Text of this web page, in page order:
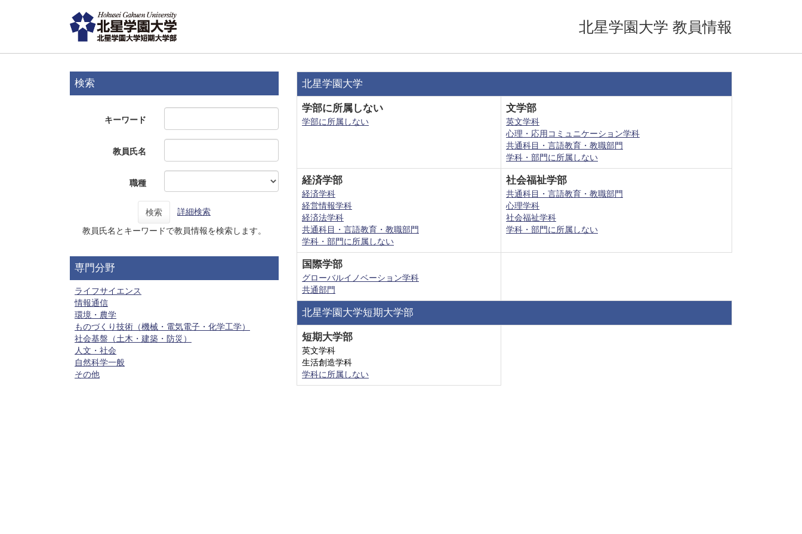
北星学園大学 教員情報
検索
キーワード
教員氏名
職種
検索 詳細検索
教員氏名とキーワードで教員情報を検索します。
専門分野
ライフサイエンス
情報通信
環境・農学
ものづくり技術（機械・電気電子・化学工学）
社会基盤（土木・建築・防災）
人文・社会
自然科学一般
その他
北星学園大学
学部に所属しない
学部に所属しない
文学部
英文学科
心理・応用コミュニケーション学科
共通科目・言語教育・教職部門
学科・部門に所属しない
経済学部
経済学科
経営情報学科
経済法学科
共通科目・言語教育・教職部門
学科・部門に所属しない
社会福祉学部
共通科目・言語教育・教職部門
心理学科
社会福祉学科
学科・部門に所属しない
国際学部
グローバルイノベーション学科
共通部門
北星学園大学短期大学部
短期大学部
英文学科
生活創造学科
学科に所属しない